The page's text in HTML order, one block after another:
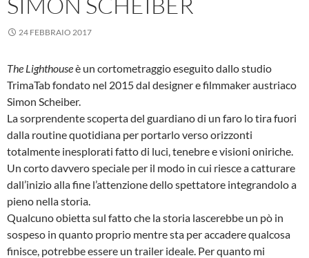
24 FEBBRAIO 2017
The Lighthouseè un cortometraggio eseguito dallo studio
TrimaTab fondato nel 2015 dal designer e filmmaker austriaco
Simon Scheiber.
La sorprendente scoperta del guardiano di un faro lo tira fuori
dalla routine quotidiana per portarlo verso orizzonti
totalmente inesplorati fatto di luci, tenebre e visioni oniriche.
Un corto davvero speciale per il modo in cui riesce a catturare
dall’inizio alla fine l’attenzione dello spettatore integrandolo a
pieno nella storia.
Qualcuno obietta sul fatto che la storia lascerebbe un pò in
sospeso in quanto proprio mentre sta per accadere qualcosa
finisce, potrebbe essere un trailer ideale. Per quanto mi